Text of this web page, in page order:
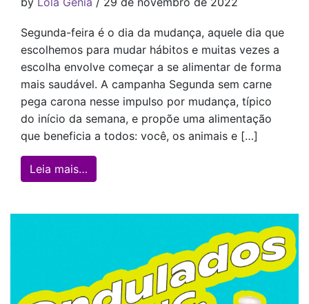
Segunda-feira é o dia da mudança, aquele dia que
escolhemos para mudar hábitos e muitas vezes a
escolha envolve começar a se alimentar de forma
mais saudável. A campanha Segunda sem carne
pega carona nesse impulso por mudança, típico
do início da semana, e propõe uma alimentação
que beneficia a todos: você, os animais e […]
Leia mais…